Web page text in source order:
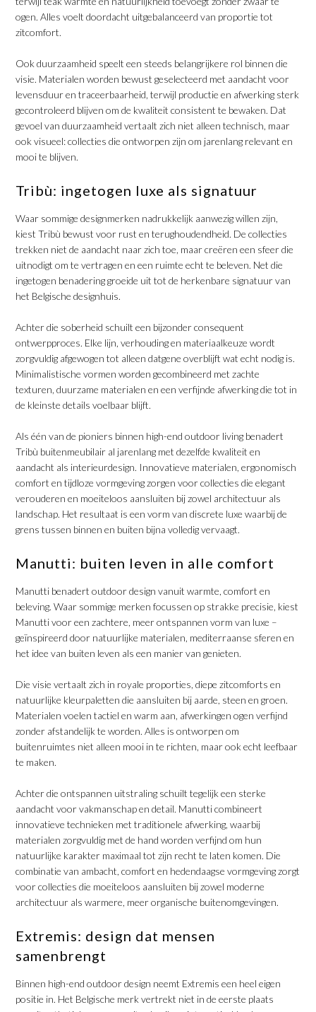
ogen. Alles voelt doordacht uitgebalanceerd van proportie tot
zitcomfort.
​Ook duurzaamheid speelt een steeds belangrijkere rol binnen die
visie. Materialen worden bewust geselecteerd met aandacht voor
levensduur en traceerbaarheid, terwijl productie en afwerking sterk
gecontroleerd blijven om de kwaliteit consistent te bewaken. Dat
gevoel van duurzaamheid vertaalt zich niet alleen technisch, maar
ook visueel: collecties die ontworpen zijn om jarenlang relevant en
mooi te blijven.
​Tribù: ingetogen luxe als signatuur
​Waar sommige designmerken nadrukkelijk aanwezig willen zijn,
kiest Tribù bewust voor rust en terughoudendheid. De collecties
trekken niet de aandacht naar zich toe, maar creëren een sfeer die
uitnodigt om te vertragen en een ruimte echt te beleven. Net die
ingetogen benadering groeide uit tot de herkenbare signatuur van
het Belgische designhuis.
​Achter die soberheid schuilt een bijzonder consequent
ontwerpproces. Elke lijn, verhouding en materiaalkeuze wordt
zorgvuldig afgewogen tot alleen datgene overblijft wat echt nodig is.
Minimalistische vormen worden gecombineerd met zachte
texturen, duurzame materialen en een verfijnde afwerking die tot in
de kleinste details voelbaar blijft.
​Als één van de pioniers binnen high-end outdoor living benadert
Tribù buitenmeubilair al jarenlang met dezelfde kwaliteit en
aandacht als interieurdesign. Innovatieve materialen, ergonomisch
comfort en tijdloze vormgeving zorgen voor collecties die elegant
verouderen en moeiteloos aansluiten bij zowel architectuur als
landschap. Het resultaat is een vorm van discrete luxe waarbij de
grens tussen binnen en buiten bijna volledig vervaagt.
​Manutti: buiten leven in alle comfort
​Manutti benadert outdoor design vanuit warmte, comfort en
beleving. Waar sommige merken focussen op strakke precisie, kiest
Manutti voor een zachtere, meer ontspannen vorm van luxe –
geïnspireerd door natuurlijke materialen, mediterraanse sferen en
het idee van buiten leven als een manier van genieten.
​Die visie vertaalt zich in royale proporties, diepe zitcomforts en
natuurlijke kleurpaletten die aansluiten bij aarde, steen en groen.
Materialen voelen tactiel en warm aan, afwerkingen ogen verfijnd
zonder afstandelijk te worden. Alles is ontworpen om
buitenruimtes niet alleen mooi in te richten, maar ook echt leefbaar
te maken.
​Achter die ontspannen uitstraling schuilt tegelijk een sterke
aandacht voor vakmanschap en detail. Manutti combineert
innovatieve technieken met traditionele afwerking, waarbij
materialen zorgvuldig met de hand worden verfijnd om hun
natuurlijke karakter maximaal tot zijn recht te laten komen. Die
combinatie van ambacht, comfort en hedendaagse vormgeving zorgt
voor collecties die moeiteloos aansluiten bij zowel moderne
architectuur als warmere, meer organische buitenomgevingen.
​Extremis: design dat mensen
samenbrengt
​Binnen high-end outdoor design neemt Extremis een heel eigen
positie in. Het Belgische merk vertrekt niet in de eerste plaats